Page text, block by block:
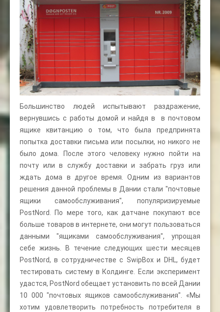
Большинство людей испытывают раздражение,
вернувшись с работы домой и найдя в в почтовом
ящике квитанцию о том, что была предпринята
попытка доставки письма или посылки, но никого не
было дома. После этого человеку нужно пойти на
почту или в службу доставки и забрать груз или
ждать дома в другое время. Одним из вариантов
решения данной проблемы в Дании стали "почтовые
ящики самообслуживания", популяризируемые
PostNord. По мере того, как датчане покупают все
больше товаров в интернете, они могут пользоваться
данными "ящиками самообслуживания", упрощая
себе жизнь. В течение следующих шести месяцев
PostNord, в сотрудничестве с SwipBox и DHL, будет
тестировать систему в Колдинге. Если эксперимент
удастся, PostNord обещает установить по всей Дании
10 000 "почтовых ящиков самообслуживания". «Мы
хотим удовлетворить потребность потребителя в